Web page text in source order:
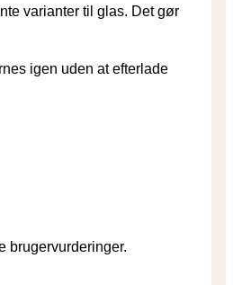
varianter til glas. Det gør
igen uden at efterlade
brugervurderinger.